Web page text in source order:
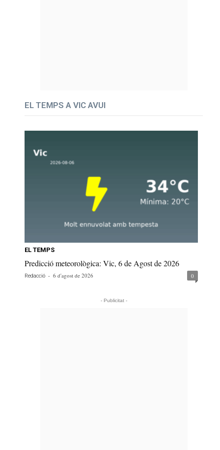
EL TEMPS A VIC AVUI
EL TEMPS
Predicció meteorològica: Vic, 6 de Agost de 2026
Redacció - 6 d'agost de 2026 0
- Publicitat -